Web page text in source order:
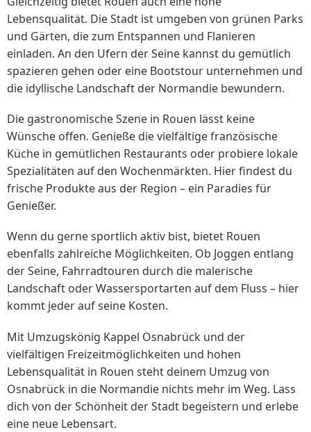
Lebensqualität. Die Stadt ist umgeben von grünen Parks
und Gärten, die zum Entspannen und Flanieren
einladen. An den Ufern der Seine kannst du gemütlich
spazieren gehen oder eine Bootstour unternehmen und
die idyllische Landschaft der Normandie bewundern.
Die gastronomische Szene in Rouen lässt keine
Wünsche offen. Genieße die vielfältige französische
Küche in gemütlichen Restaurants oder probiere lokale
Spezialitäten auf den Wochenmärkten. Hier findest du
frische Produkte aus der Region – ein Paradies für
Genießer.
Wenn du gerne sportlich aktiv bist, bietet Rouen
ebenfalls zahlreiche Möglichkeiten. Ob Joggen entlang
der Seine, Fahrradtouren durch die malerische
Landschaft oder Wassersportarten auf dem Fluss – hier
kommt jeder auf seine Kosten.
Mit Umzugskönig Kappel Osnabrück und der
vielfältigen Freizeitmöglichkeiten und hohen
Lebensqualität in Rouen steht deinem Umzug von
Osnabrück in die Normandie nichts mehr im Weg. Lass
dich von der Schönheit der Stadt begeistern und erlebe
eine neue Lebensart.